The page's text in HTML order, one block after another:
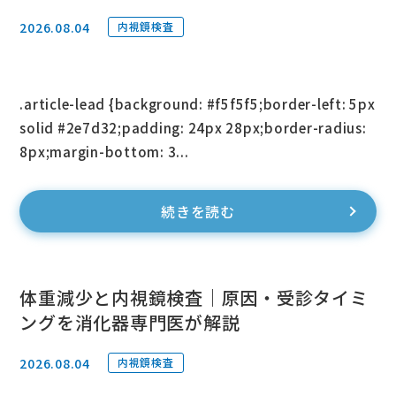
2026.08.04 内視鏡検査
.article-lead {background: #f5f5f5;border-left: 5px
solid #2e7d32;padding: 24px 28px;border-radius:
8px;margin-bottom: 3...
続きを読む
体重減少と内視鏡検査｜原因・受診タイミ
ングを消化器専門医が解説
2026.08.04 内視鏡検査